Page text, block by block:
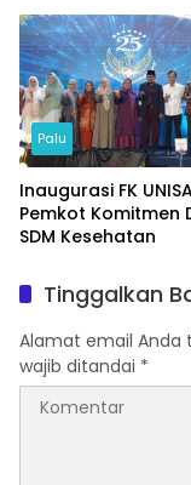
Palu
Inaugurasi FK
Pemkot Komitmen
SDM Kesehatan
Tinggalkan
Alamat email Anda
wajib ditandai *